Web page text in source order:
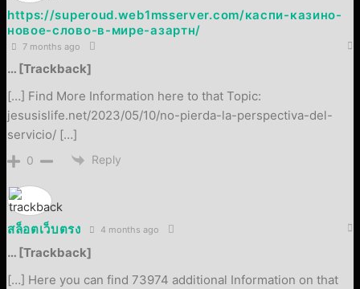
https://superoud.web1msserver.com/каспи-казино-
новое-слово-в-мире-азартн/
7 months ago
… [Trackback]
[…] Find More Information here to that Topic:
jesusislife.net/2023/05/10/no-pierda-la-perspectiva-del-
servicio/ […]
0 Reply
สล็อตเว็บตรง 4 months ago
… [Trackback]
[…] Here you can find 73974 additional Information on that